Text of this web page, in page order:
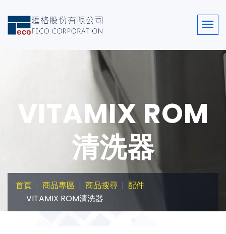
VITAMIX ROM
清洗器
首頁 商品專區 商品搜尋
配件
VITAMIX ROM清洗器